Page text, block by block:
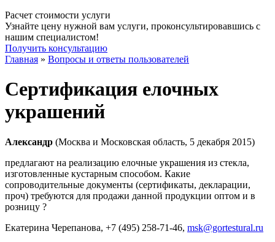
Расчет стоимости услуги
Узнайте цену нужной вам услуги, проконсультировавшись с
нашим специалистом!
Получить консультацию
Главная » Вопросы и ответы пользователей
Сертификация елочных
украшений
Александр (Москва и Московская область, 5 декабря 2015)
предлагают на реализацию елочные украшения из стекла,
изготовленные кустарным способом. Какие
сопроводительные документы (сертификаты, декларации,
проч) требуются для продажи данной продукции оптом и в
розницу ?
Екатерина Черепанова, +7 (495) 258-71-46, msk@gortestural.ru